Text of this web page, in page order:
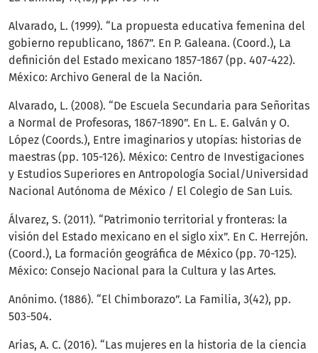
Alvarado, L. (1999). “La propuesta educativa femenina del
gobierno republicano, 1867”. En P. Galeana. (Coord.), La
definición del Estado mexicano 1857-1867 (pp. 407-422).
México: Archivo General de la Nación.
Alvarado, L. (2008). “De Escuela Secundaria para Señoritas
a Normal de Profesoras, 1867-1890”. En L. E. Galván y O.
López (Coords.), Entre imaginarios y utopías: historias de
maestras (pp. 105-126). México: Centro de Investigaciones
y Estudios Superiores en Antropología Social/Universidad
Nacional Autónoma de México / El Colegio de San Luis.
Álvarez, S. (2011). “Patrimonio territorial y fronteras: la
visión del Estado mexicano en el siglo xix”. En C. Herrejón.
(Coord.), La formación geográfica de México (pp. 70-125).
México: Consejo Nacional para la Cultura y las Artes.
Anónimo. (1886). “El Chimborazo”. La Familia, 3(42), pp.
503-504.
Arias, A. C. (2016). “Las mujeres en la historia de la ciencia